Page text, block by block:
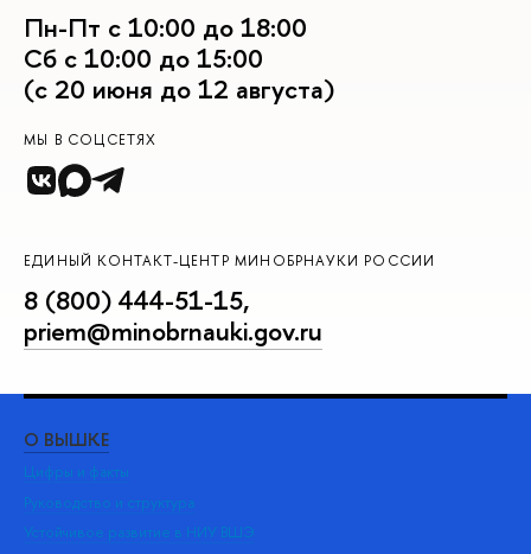
Пн-Пт с 10:00 до 18:00
Сб с 10:00 до 15:00
(с 20 июня до 12 августа)
МЫ В СОЦСЕТЯХ
ЕДИНЫЙ КОНТАКТ-ЦЕНТР МИНОБРНАУКИ РОССИИ
8 (800) 444-51-15,
priem@minobrnauki.gov.ru
О ВЫШКЕ
Цифры и факты
Руководство и структура
Устойчивое развитие в НИУ ВШЭ